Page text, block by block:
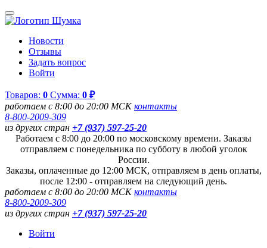
Новости
Отзывы
Задать вопрос
Войти
Товаров: 0 Сумма: 0 ₽
работаем с 8:00 до 20:00 МСКконтакты
8-800-2009-309
из других стран +7 (937) 597-25-20
Работаем с 8:00 до 20:00 по московскому времени. Заказы
отправляем с понедельника по субботу в любой уголок
России.
Заказы, оплаченные до 12:00 МСК, отправляем в день оплаты,
после 12:00 - отправляем на следующий день.
работаем с 8:00 до 20:00 МСКконтакты
8-800-2009-309
из других стран +7 (937) 597-25-20
Войти